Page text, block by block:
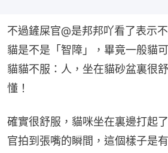
不過鏟屎官@是邦邦吖看了表示
貓是不是「智障」，畢竟一般貓
貓貓不服：人，坐在貓砂盆裏很
懂！
確實很舒服，貓咪坐在裏邊打起
官拍到張嘴的瞬間，這個樣子是